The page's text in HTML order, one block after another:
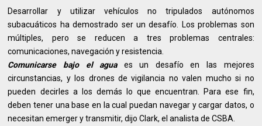
Desarrollar y utilizar vehículos no tripulados autónomos
subacuáticos ha demostrado ser un desafío. Los problemas son
múltiples, pero se reducen a tres problemas centrales:
comunicaciones, navegación y resistencia.
Comunicarse bajo el aguaes un desafío en las mejores
circunstancias, y los drones de vigilancia no valen mucho si no
pueden decirles a los demás lo que encuentran. Para ese fin,
deben tener una base en la cual puedan navegar y cargar datos, o
necesitan emerger y transmitir, dijo Clark, el analista de CSBA.